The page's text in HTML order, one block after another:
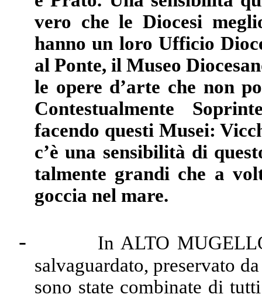
vero che le Diocesi
hanno un loro Ufficio
al Ponte, il Museo
le opere d’arte che non
Contestualmente
facendo questi Musei:
c’è una sensibilità di
talmente grandi che a
goccia nel mare.
-
In ALTO
salvaguardato, preservato
sono state combinate di